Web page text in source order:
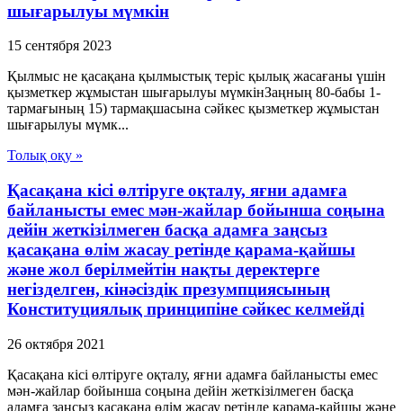
шығарылуы мүмкін
15 сентября 2023
Қылмыс не қасақана қылмыстық теріс қылық жасағаны үшін
қызметкер жұмыстан шығарылуы мүмкінЗаңның 80-бабы 1-
тармағының 15) тармақшасына сәйкес қызметкер жұмыстан
шығарылуы мүмк...
Толық оқу »
Қасақана кісі өлтіруге оқталу, яғни адамға
байланысты емес мән-жайлар бойынша соңына
дейін жеткізілмеген басқа адамға заңсыз
қасақана өлім жасау ретінде қарама-қайшы
және жол берілмейтін нақты деректерге
негізделген, кінәсіздік презумпциясының
Конституциялық принципіне сәйкес келмейді
26 октября 2021
Қасақана кісі өлтіруге оқталу, яғни адамға байланысты емес
мән-жайлар бойынша соңына дейін жеткізілмеген басқа
адамға заңсыз қасақана өлім жасау ретінде қарама-қайшы және